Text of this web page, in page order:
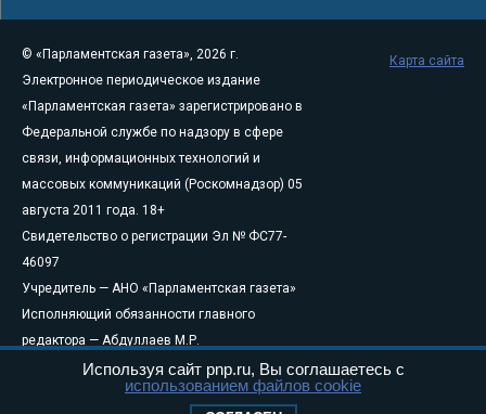
© «Парламентская газета», 2026 г.
Электронное периодическое издание
«Парламентская газета» зарегистрировано в
Федеральной службе по надзору в сфере
связи, информационных технологий и
массовых коммуникаций (Роскомнадзор) 05
августа 2011 года. 18+
Свидетельство о регистрации Эл № ФС77-
46097
Учредитель — АНО «Парламентская газета»
Исполняющий обязанности главного
редактора — Абдуллаев М.Р.
Тел.: +7 (495) 637–69–79 E-mail:pg@pnp.ru
«Парламентская газета» - официальное еженедельное издание
Карта сайта
Используя сайт pnp.ru, Вы соглашаетесь с
использованием файлов cookie